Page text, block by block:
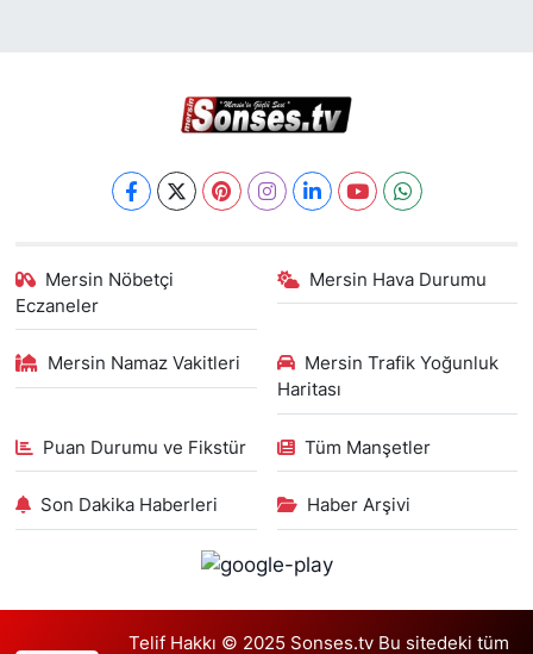
Mersin Nöbetçi
Eczaneler
Mersin Hava Durumu
Mersin Namaz Vakitleri
Mersin Trafik Yoğunluk
Haritası
Puan Durumu ve Fikstür Tüm Manşetler
Son Dakika Haberleri Haber Arşivi
Telif Hakkı © 2025 Sonses.tv Bu sitedeki tüm